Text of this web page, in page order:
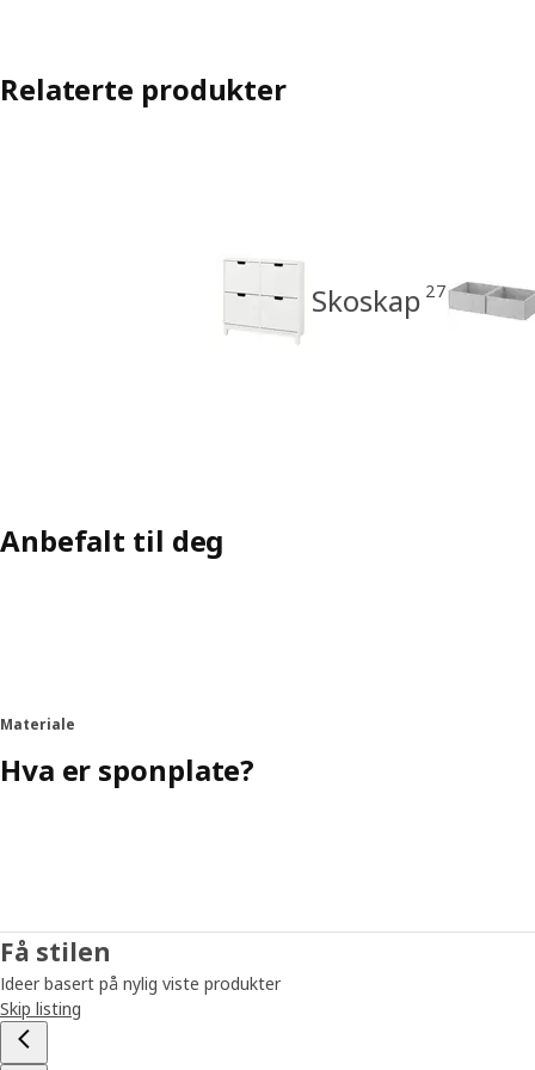
Relaterte produkter
Skoskap 27
Anbefalt til deg
Materiale
Hva er sponplate?
Få stilen
Ideer basert på nylig viste produkter
Skip listing